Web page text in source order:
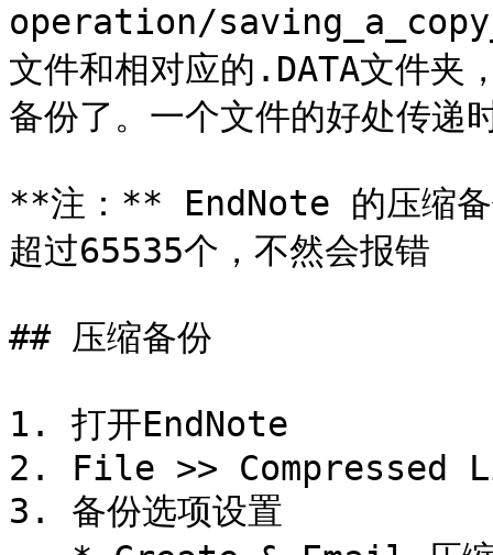
operation/
文件和相对应的.DATA文件夹
备份了。一个文件的好处传递
**注：** EndNote 的压缩备
超过65535个，不然会报错
## 压缩备份
1. 打开EndNote
2. File >>
3. 备份选项设置